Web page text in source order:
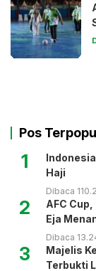
Pos
1
Haji
Dibaca
2
AFC
Eja
Dibaca
3
Majelis
Terbukti